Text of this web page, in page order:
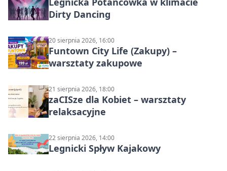
Dirty Dancing
20 sierpnia 2026, 16:00
Funtown City Life (Zakupy) –
warsztaty zakupowe
21 sierpnia 2026, 18:00
zaCISze dla Kobiet – warsztaty
relaksacyjne
22 sierpnia 2026, 14:00
Legnicki Spływ Kajakowy